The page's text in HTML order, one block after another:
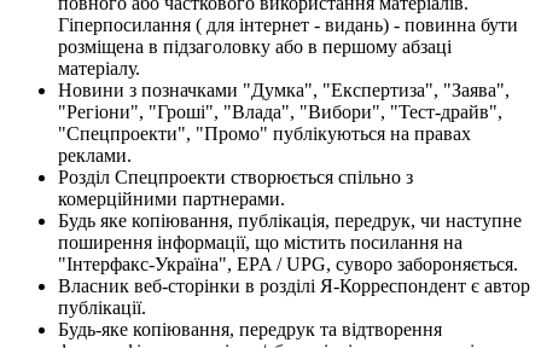
Гіперпосилання ( для інтернет - видань) - повинна бути
розміщена в підзаголовку або в першому абзаці
матеріалу.
Новини з позначками "Думка", "Експертиза", "Заява",
"Регіони", "Гроші", "Влада", "Вибори", "Тест-драйв",
"Спецпроекти", "Промо" публікуються на правах
реклами.
Розділ Спецпроекти створюється спільно з
комерційними партнерами.
Будь яке копіювання, публікація, передрук, чи наступне
поширення інформації, що містить посилання на
"Інтерфакс-Україна", EPA / UPG, суворо забороняється.
Власник веб-сторінки в розділі Я-Корреспондент є автор
публікації.
Будь-яке копіювання, передрук та відтворення